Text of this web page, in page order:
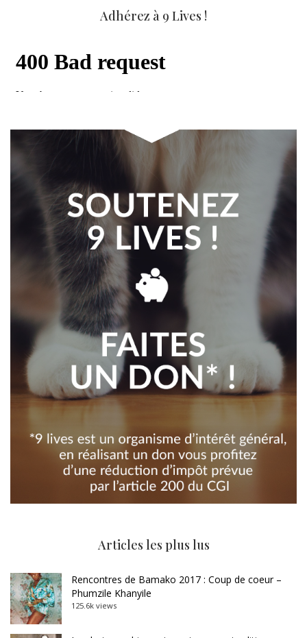
Adhérez à 9 Lives !
Articles les plus lus
Rencontres de Bamako 2017 : Coup de coeur –
Phumzile Khanyile
125.6k views